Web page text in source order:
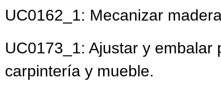
UC0162_1: Mecanizar
UC0173_1: Ajustar y
carpintería y mueble.